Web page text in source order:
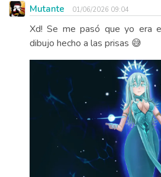
Mutante 01/06/2026 09:04
Xd! Se me pasó que yo era
dibujo hecho a las prisas 😅